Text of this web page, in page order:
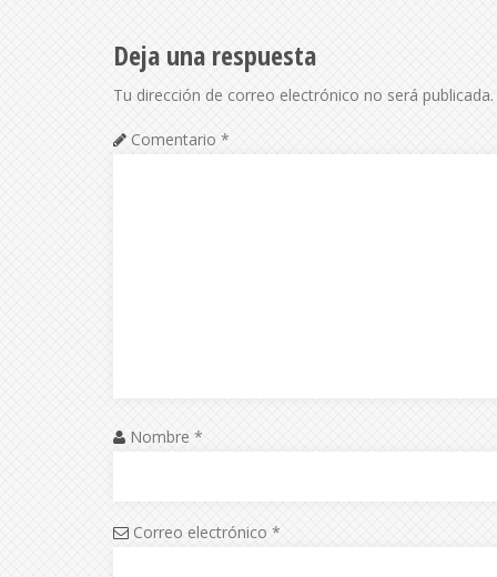
Deja una respuesta
Tu dirección de correo electrónico no será publicada.
Comentario *
Nombre *
Correo electrónico *